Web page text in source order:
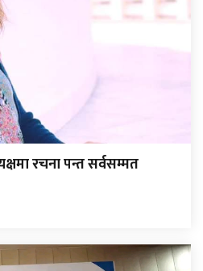
रचना पन्त सर्वसम्मत